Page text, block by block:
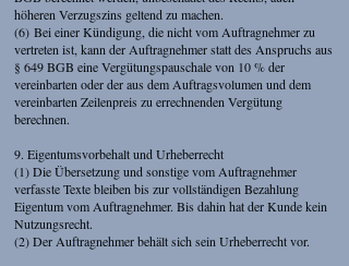
höheren Verzugszins geltend zu machen.
(6) Bei einer Kündigung, die nicht vom Auftragnehmer zu
vertreten ist, kann der Auftragnehmer statt des Anspruchs aus
§ 649 BGB eine Vergütungspauschale von 10 % der
vereinbarten oder der aus dem Auftragsvolumen und dem
vereinbarten Zeilenpreis zu errechnenden Vergütung
berechnen.
9. Eigentumsvorbehalt und Urheberrecht
(1) Die Übersetzung und sonstige vom Auftragnehmer
verfasste Texte bleiben bis zur vollständigen Bezahlung
Eigentum vom Auftragnehmer. Bis dahin hat der Kunde kein
Nutzungsrecht.
(2) Der Auftragnehmer behält sich sein Urheberrecht vor.